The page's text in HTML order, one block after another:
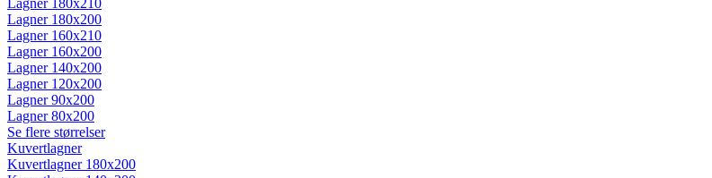
Lagner 180x210
Lagner 180x200
Lagner 160x210
Lagner 160x200
Lagner 140x200
Lagner 120x200
Lagner 90x200
Lagner 80x200
Se flere størrelser
Kuvertlagner
Kuvertlagner 180x200